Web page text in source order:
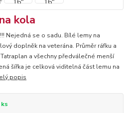
kola
Nejedná se o sadu. Bílé lemy na
doplněk na veterána. Průměr ráfku a
a všechny předválečné menší
šířka je celková viditelná část lemu na
popis